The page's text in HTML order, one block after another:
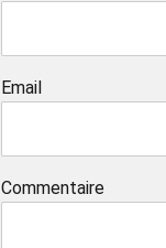
Email
Commentaire